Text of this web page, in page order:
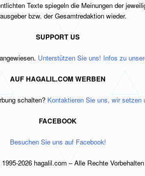
Texte spiegeln die Meinungen der
bzw. der Gesamtredaktion wieder.
SUPPORT US
Unterstützen Sie uns! Infos zu
AUF HAGALIL.COM WERBEN
schalten? Kontaktieren Sie uns, wir setzen
FACEBOOK
Besuchen Sie uns auf Facebook!
2026 hagalil.com – Alle Rechte Vorbehalten